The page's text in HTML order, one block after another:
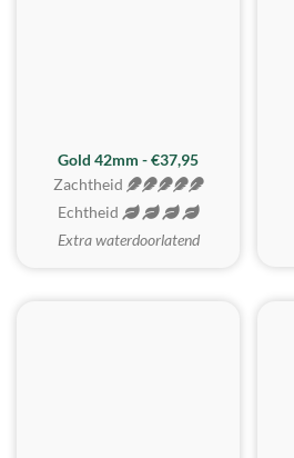
ZACHTSTE
Gold 42mm - €37,95
Zachtheid
Echtheid
Extra waterdoorlatend